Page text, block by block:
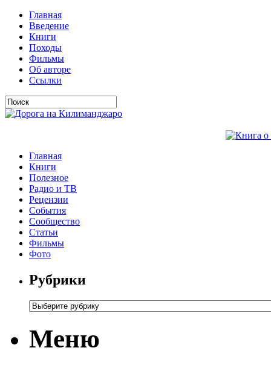
Главная
Введение
Книги
Походы
Фильмы
Об авторе
Ссылки
Главная
Книги
Полезное
Радио и ТВ
Рецензии
События
Сообщество
Статьи
Фильмы
Фото
Рубрики
Меню